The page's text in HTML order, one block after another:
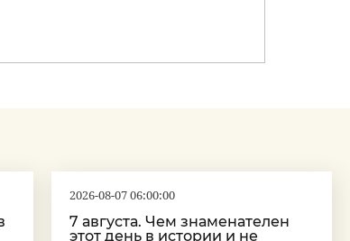
2026-08-07 06:00:00
7 августа. Чем знаменателен
этот день в истории и не